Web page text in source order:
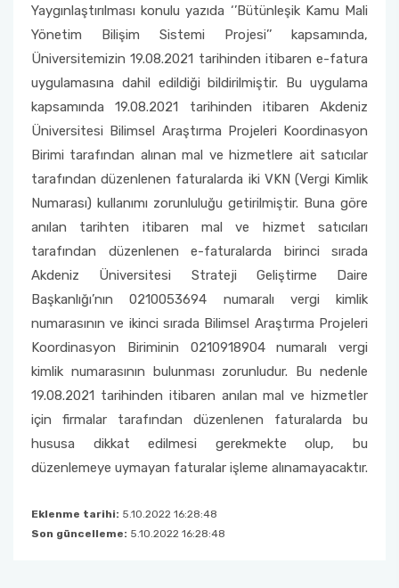
Yaygınlaştırılması konulu yazıda ‘’Bütünleşik Kamu Mali
Yönetim Bilişim Sistemi Projesi’’ kapsamında,
Üniversitemizin 19.08.2021 tarihinden itibaren e-fatura
uygulamasına dahil edildiği bildirilmiştir. Bu uygulama
kapsamında 19.08.2021 tarihinden itibaren Akdeniz
Üniversitesi Bilimsel Araştırma Projeleri Koordinasyon
Birimi tarafından alınan mal ve hizmetlere ait satıcılar
tarafından düzenlenen faturalarda iki VKN (Vergi Kimlik
Numarası) kullanımı zorunluluğu getirilmiştir. Buna göre
anılan tarihten itibaren mal ve hizmet satıcıları
tarafından düzenlenen e-faturalarda birinci sırada
Akdeniz Üniversitesi Strateji Geliştirme Daire
Başkanlığı’nın 0210053694 numaralı vergi kimlik
numarasının ve ikinci sırada Bilimsel Araştırma Projeleri
Koordinasyon Biriminin 0210918904 numaralı vergi
kimlik numarasının bulunması zorunludur. Bu nedenle
19.08.2021 tarihinden itibaren anılan mal ve hizmetler
için firmalar tarafından düzenlenen faturalarda bu
hususa dikkat edilmesi gerekmekte olup, bu
düzenlemeye uymayan faturalar işleme alınamayacaktır.
Eklenme tarihi: 5.10.2022 16:28:48
Son güncelleme: 5.10.2022 16:28:48
(AGADEP)
Çağrılı Araştırma Projesi (ÇAP)
Üniversite-Kamu-Sanayi İş Birliği Projesi
(ÜKSİP)
YÖK Öncelikli Alan Projeleri: Sağlıkta Dijital
Teknolojiler
Uluslararası Katılımlı Araştırma Projesi (UKAP)
Eş Finansmanlı Bilimsel Araştırma Projesi
(EFAP)
Altyapı Projeleri (AYP)
Güdümlü Projeler (GÜP)